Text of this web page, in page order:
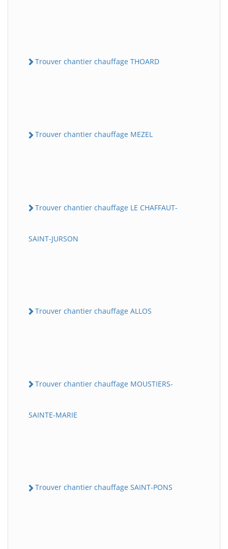
Trouver chantier chauffage THOARD
Trouver chantier chauffage MEZEL
Trouver chantier chauffage LE CHAFFAUT-
SAINT-JURSON
Trouver chantier chauffage ALLOS
Trouver chantier chauffage MOUSTIERS-
SAINTE-MARIE
Trouver chantier chauffage SAINT-PONS